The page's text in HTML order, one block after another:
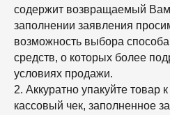
содержит возвращаемый
заполнении заявления
возможность выбора
средств, о которых более
условиях продажи.
2. Аккуратно упакуйте товар
кассовый чек, заполненное